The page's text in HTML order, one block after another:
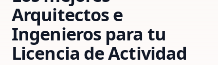
Arquitectos e
Ingenieros para tu
Licencia de Actividad